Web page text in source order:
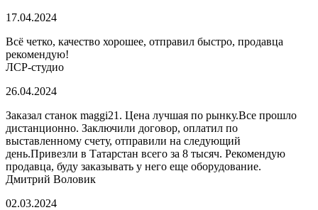
17.04.2024
Всё четко, качество хорошее, отправил быстро, продавца
рекомендую!
ЛСР-студио
26.04.2024
Заказал станок maggi21. Цена лучшая по рынку.Все прошло
дистанционно. Заключили договор, оплатил по
выставленному счету, отправили на следующий
день.Привезли в Татарстан всего за 8 тысяч. Рекомендую
продавца, буду заказывать у него еще оборудование.
Дмитрий Воловик
02.03.2024